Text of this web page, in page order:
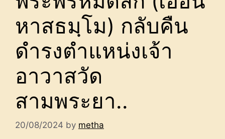
หาสธมฺโม) กลับคืน
ดำรงตำแหน่งเจ้า
อาวาสวัด
สามพระยา..
20/08/2024 by metha